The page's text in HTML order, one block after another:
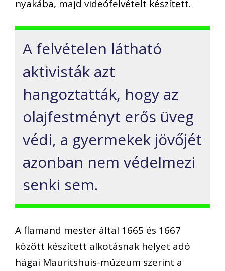
nyakába, majd videófelvételt készített.
A felvételen látható
aktivisták azt
hangoztatták, hogy az
olajfestményt erős üveg
védi, a gyermekek jövőjét
azonban nem védelmezi
senki sem.
A flamand mester által 1665 és 1667
között készített alkotásnak helyet adó
hágai Mauritshuis-múzeum szerint a